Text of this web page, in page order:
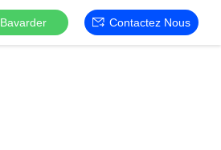
Bavarder Contactez Nous